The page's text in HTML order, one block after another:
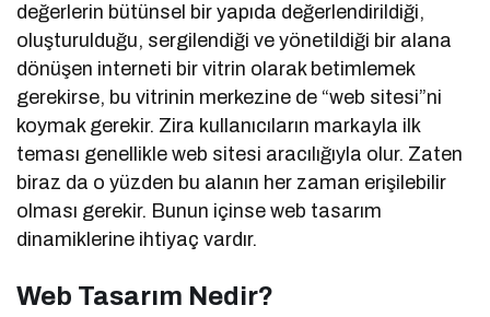
değerlerin bütünsel bir yapıda değerlendirildiği,
oluşturulduğu, sergilendiği ve yönetildiği bir alana
dönüşen interneti bir vitrin olarak betimlemek
gerekirse, bu vitrinin merkezine de “web sitesi”ni
koymak gerekir. Zira kullanıcıların markayla ilk
teması genellikle web sitesi aracılığıyla olur. Zaten
biraz da o yüzden bu alanın her zaman erişilebilir
olması gerekir. Bunun içinse web tasarım
dinamiklerine ihtiyaç vardır.
Web Tasarım Nedir?